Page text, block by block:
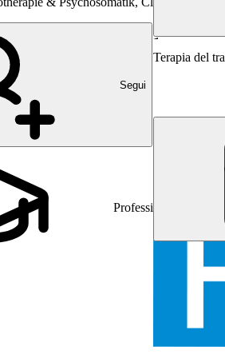
Segui
Professione
Psichiatria e
Terapia del
MD Mark